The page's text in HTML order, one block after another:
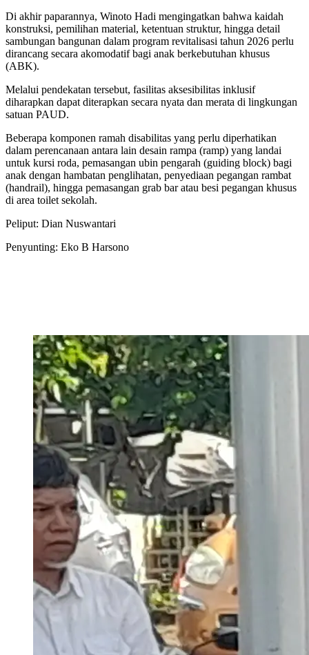
Di akhir paparannya, Winoto Hadi mengingatkan bahwa kaidah
konstruksi, pemilihan material, ketentuan struktur, hingga detail
sambungan bangunan dalam program revitalisasi tahun 2026 perlu
dirancang secara akomodatif bagi anak berkebutuhan khusus
(ABK).
Melalui pendekatan tersebut, fasilitas aksesibilitas inklusif
diharapkan dapat diterapkan secara nyata dan merata di lingkungan
satuan PAUD.
Beberapa komponen ramah disabilitas yang perlu diperhatikan
dalam perencanaan antara lain desain rampa (ramp) yang landai
untuk kursi roda, pemasangan ubin pengarah (guiding block) bagi
anak dengan hambatan penglihatan, penyediaan pegangan rambat
(handrail), hingga pemasangan grab bar atau besi pegangan khusus
di area toilet sekolah.
Peliput: Dian Nuswantari
Penyunting: Eko B Harsono